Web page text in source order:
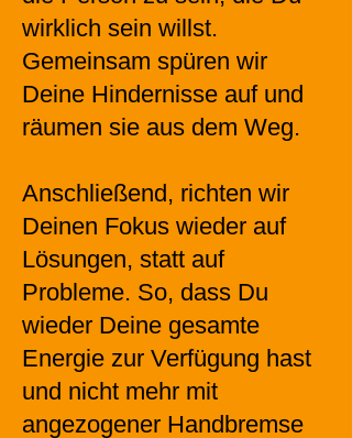
wirklich sein willst.
Gemeinsam spüren wir
Deine Hindernisse auf und
räumen sie aus dem Weg.
Anschließend, richten wir
Deinen Fokus wieder auf
Lösungen, statt auf
Probleme. So, dass Du
wieder Deine gesamte
Energie zur Verfügung hast
und nicht mehr mit
angezogener Handbremse